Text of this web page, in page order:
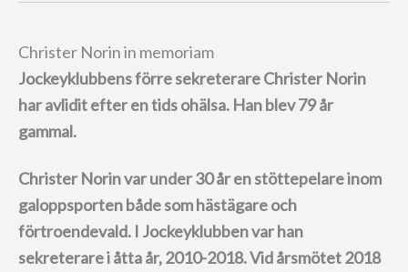
Christer Norin in memoriam
Jockeyklubbens förre sekreterare Christer Norin
har avlidit efter en tids ohälsa. Han blev 79 år
gammal.
Christer Norin var under 30 år en stöttepelare inom
galoppsporten både som hästägare och
förtroendevald. I Jockeyklubben var han
sekreterare i åtta år, 2010-2018. Vid årsmötet 2018